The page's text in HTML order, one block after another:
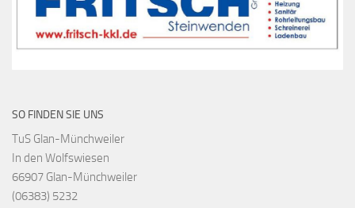
SO FINDEN SIE UNS
TuS Glan-Münchweiler
In den Wolfswiesen
66907 Glan-Münchweiler
(06383) 5232